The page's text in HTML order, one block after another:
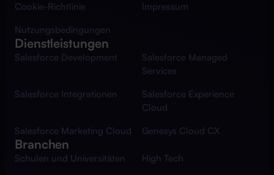
Cookie-Richtlinie
Impressum
Nutzungsbedingungen
Dienstleistungen
Salesforce Development
Salesforce Managed
Services
Salesforce Integrationen
Salesforce Experience
Cloud
Salesforce Marketing Cloud
Genesys Cloud CX
Branchen
Schulen und Universitäten
High Tech